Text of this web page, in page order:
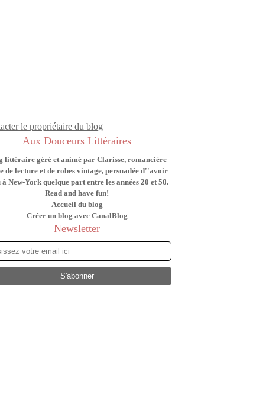
le propriétaire du blog
Aux Douceurs Littéraires
littéraire géré et animé par Clarisse, romancière
de lecture et de robes vintage, persuadée d''avoir
à New-York quelque part entre les années 20 et 50.
Read and have fun!
Accueil du blog
Créer un blog avec CanalBlog
Newsletter